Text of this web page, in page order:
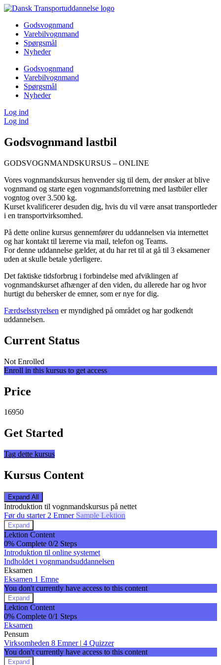
Videre
indholdGodsvognmand
Varebilvognmand
Spørgsmål
Nyheder
Godsvognmand
Varebilvognmand
Spørgsmål
Nyheder
Log ind
Log ind
Godsvognmand lastbil
GODSVOGNMANDSKURSUS – ONLINE
Vores vognmandskursus henvender sig til dem, der ønsker at blive
vognmand og starte egen vognmandsforretning med lastbiler eller
vogntog over 3.500 kg.
Kurset kvalificerer desuden dig, hvis du vil være ansat transportleder
i en transportvirksomhed.
På dette online kursus gennemfører du uddannelsen via internettet
og har kontakt til lærerne via mail, telefon og Teams.
For denne uddannelse gælder, at du har ret til at gå til 3 eksamener
uden at skulle betale yderligere.
Det faktiske tidsforbrug i forbindelse med afviklingen af
vognmandskurset afhænger af den viden, du allerede har og hvor
hurtigt du behersker de emner, som er nye for dig.
Færdselsstyrelsen er myndighed på området og har godkendt
uddannelsen.
Current Status
Not Enrolled
Enroll in this kursus to get access
Price
16950
Get Started
Tag dette kursus
Kursus Content
Expand All
Lektioner
Introduktion til vognmandskursus på nettet
Før du starter 2 Emner Sample Lektion
Expand
Før
du
starter
Lektion Content
0% Complete 0/2 Steps
Introduktion til online systemet
Indholdet i vognmandsuddannelsen
Eksamen
Eksamen 1 Emne
You don't currently have access to this content
Expand
Eksamen
Lektion Content
0% Complete 0/1 Steps
Eksamen
Pensum
Virksomheden 8 Emner | 4 Quizzer
You don't currently have access to this content
Expand